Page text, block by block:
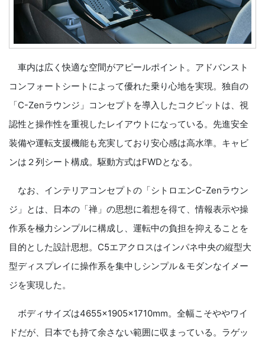
車内は広く快適な空間がアピールポイント。アドバンスト
コンフォートシートによって優れた乗り心地を実現。独自の
「C-Zenラウンジ」コンセプトを導入したコクピットは、視
認性と操作性を重視したレイアウトになっている。先進安全
装備や運転支援機能も充実しており安心感は高水準。キャビ
ンは２列シート構成。駆動方式はFWDとなる。
なお、インテリアコンセプトの「シトロエンC-Zenラウン
ジ」とは、日本の「禅」の思想に着想を得て、情報表示や操
作系を極力シンプルに構成し、運転中の負担を抑えることを
目的とした設計思想。C5エアクロスはインパネ中央の縦型大
型ディスプレイに操作系を集中しシンプル＆モダンなイメー
ジを実現した。
ボディサイズは4655×1905×1710mm。全幅こそややワイ
ドだが、日本でも持て余さない範囲に収まっている。ラゲッ